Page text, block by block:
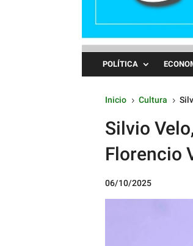
POLÍTICA
Inicio 5 Cultura 5
Silvio
Florencio
06/10/2025